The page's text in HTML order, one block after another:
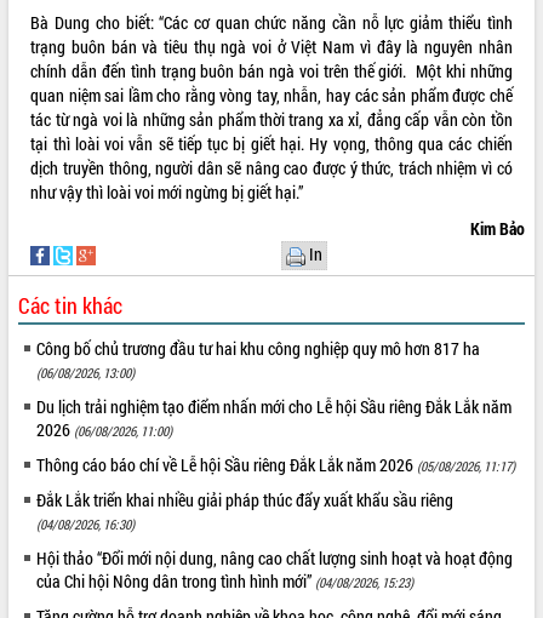
Bà Dung cho biết: “Các cơ quan chức năng cần nỗ lực giảm thiểu tình
trạng buôn bán và tiêu thụ ngà voi ở Việt Nam vì đây là nguyên nhân
chính dẫn đến tình trạng buôn bán ngà voi trên thế giới. Một khi những
quan niệm sai lầm cho rằng vòng tay, nhẫn, hay các sản phẩm được chế
tác từ ngà voi là những sản phẩm thời trang xa xỉ, đẳng cấp vẫn còn tồn
tại thì loài voi vẫn sẽ tiếp tục bị giết hại. Hy vọng, thông qua các chiến
dịch truyền thông, người dân sẽ nâng cao được ý thức, trách nhiệm vì có
như vậy thì loài voi mới ngừng bị giết hại.”
Kim Bảo
In
Các tin khác
Công bố chủ trương đầu tư hai khu công nghiệp quy mô hơn 817 ha
(06/08/2026, 13:00)
Du lịch trải nghiệm tạo điểm nhấn mới cho Lễ hội Sầu riêng Đắk Lắk năm
2026 (06/08/2026, 11:00)
Thông cáo báo chí về Lễ hội Sầu riêng Đắk Lắk năm 2026 (05/08/2026, 11:17)
Đắk Lắk triển khai nhiều giải pháp thúc đẩy xuất khẩu sầu riêng
(04/08/2026, 16:30)
Hội thảo “Đổi mới nội dung, nâng cao chất lượng sinh hoạt và hoạt động
của Chi hội Nông dân trong tình hình mới” (04/08/2026, 15:23)